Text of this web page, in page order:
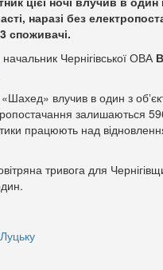
наразі без
споживачі.
Чернігівської ОВА
влучив в один з
залишаються
працюють над
тривога для